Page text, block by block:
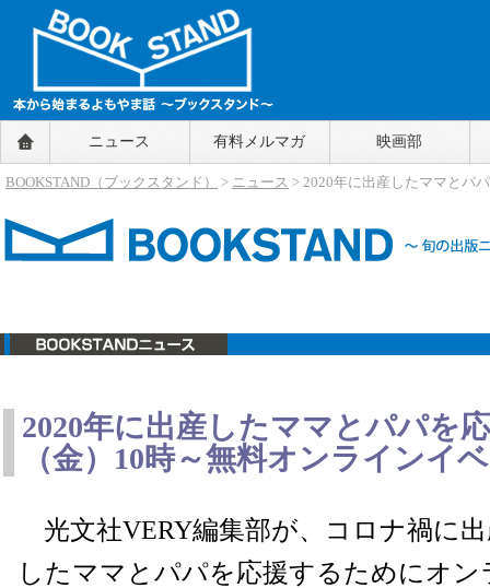
BOOKSTAND（ブックスタンド）
～本から始まるよもやま話～
BOOKSTAND（ブ
ニュース 有料メルマガ 映画部
BOOKSTAND（ブックスタンド） > ニュース > 2020年に出産したママとパ
2020年に出産したママとパパを
（金）10時～無料オンラインイ
光文社VERY編集部が、コロナ禍に
したママとパパを応援するためにオン